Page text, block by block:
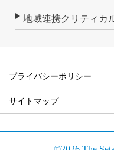
地域連携クリティカ
プライバシーポリシー
サイトマップ